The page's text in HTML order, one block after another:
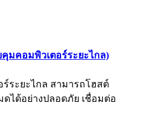
มคอมพิวเตอร์ระยะไกล)
ร์ระยะไกล สามารถโฮสต์
ดได้อย่างปลอดภัย เชื่อมต่อ